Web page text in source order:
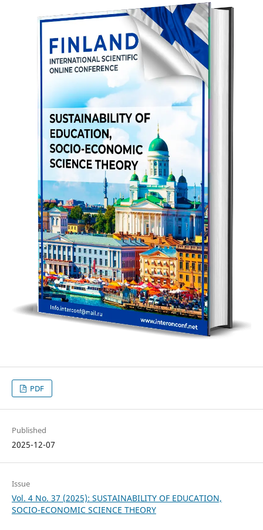
PDF
Published
2025-12-07
Issue
Vol. 4 No. 37 (2025): SUSTAINABILITY OF EDUCATION,
SOCIO-ECONOMIC SCIENCE THEORY